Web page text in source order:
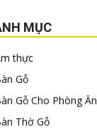
MỤC
thực
Gỗ
Gỗ Cho Phòng Ăn
Thờ Gỗ